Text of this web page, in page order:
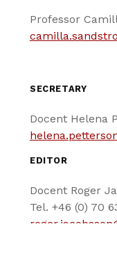
Professor
SECRETARY
Docent Helena
EDITOR
Docent Roger
Tel. +46 (0) 70